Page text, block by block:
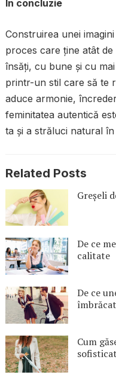
În concluzie
Construirea unei
proces care ține atât
însăți, cu bune și cu
printr-un stil care să te
aduce armonie,
feminitatea autentică
ta și a străluci natural
Related Posts
Greșeli
De ce
calitate
De ce
Cum
sofisticat